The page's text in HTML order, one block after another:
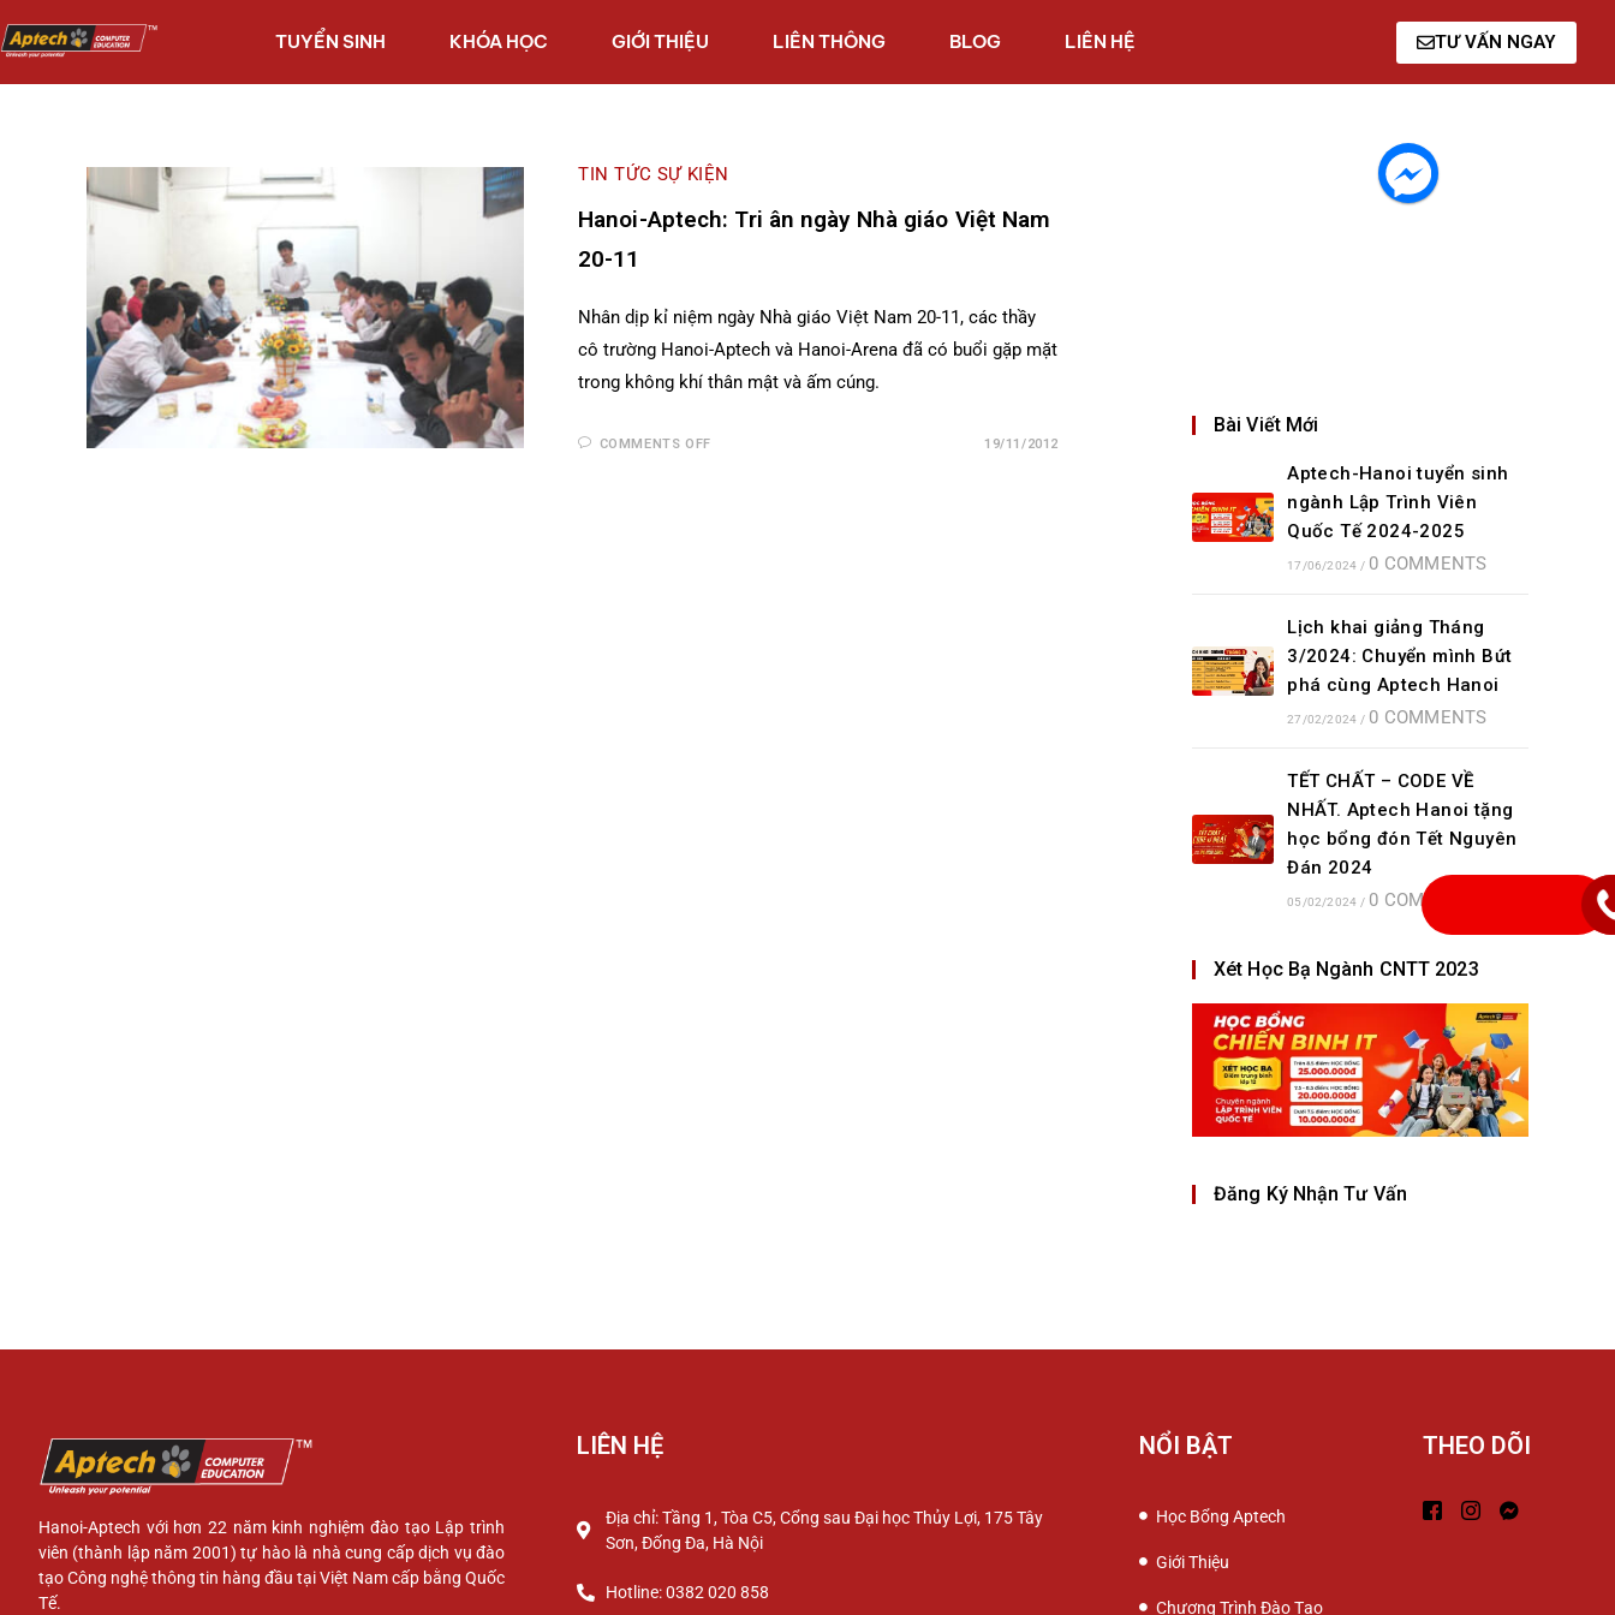
TUYỂN SINH KHÓA HỌC GIỚI THIỆU LIÊN THÔNG BLOG LIÊN HỆ TƯ VẤN NGAY
TIN TỨC SỰ KIỆN
Hanoi-Aptech: Tri ân ngày Nhà giáo Việt Nam
20-11
Nhân dịp kỉ niệm ngày Nhà giáo Việt Nam 20-11, các thầy
cô trường Hanoi-Aptech và Hanoi-Arena đã có buổi gặp mặt
trong không khí thân mật và ấm cúng.
COMMENTS OFF 19/11/2012
Bài Viết Mới
Aptech-Hanoi tuyển sinh
ngành Lập Trình Viên
Quốc Tế 2024-2025
17/06/2024 / 0 COMMENTS
Lịch khai giảng Tháng
3/2024: Chuyển mình Bứt
phá cùng Aptech Hanoi
27/02/2024 / 0 COMMENTS
TẾT CHẤT – CODE VỀ
NHẤT. Aptech Hanoi tặng
học bổng đón Tết Nguyên
Đán 2024
05/02/2024 / 0 COMMENTS
Xét Học Bạ Ngành CNTT 2023
Đăng Ký Nhận Tư Vấn
Hanoi-Aptech với hơn 22 năm kinh nghiệm đào tạo Lập trình
viên (thành lập năm 2001) tự hào là nhà cung cấp dịch vụ đào
tạo Công nghệ thông tin hàng đầu tại Việt Nam cấp bằng Quốc
Tế.
LIÊN HỆ
Địa chỉ: Tầng 1, Tòa C5, Cổng sau Đại học Thủy Lợi, 175 Tây
Sơn, Đống Đa, Hà Nội
Hotline: 0382 020 858
NỔI BẬT
Học Bổng Aptech
Giới Thiệu
Chương Trình Đào Tạo
THEO DÕI